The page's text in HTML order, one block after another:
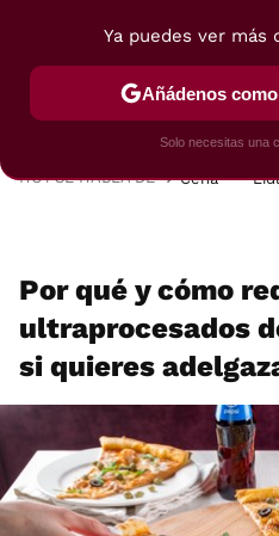
POSTRES VIAJES
HOY SE HABLA DE Cena Lidl
Por qué y cómo
ultraprocesados
si quieres
Ya puedes ver más
Añádenos
Solo necesitas una